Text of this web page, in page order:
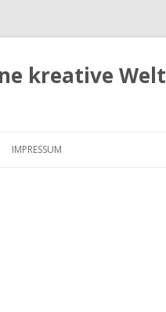
kreative Welt
IMPRESSUM